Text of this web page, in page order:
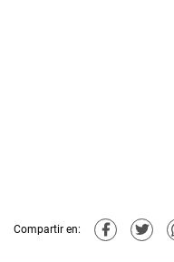
Compartir en: